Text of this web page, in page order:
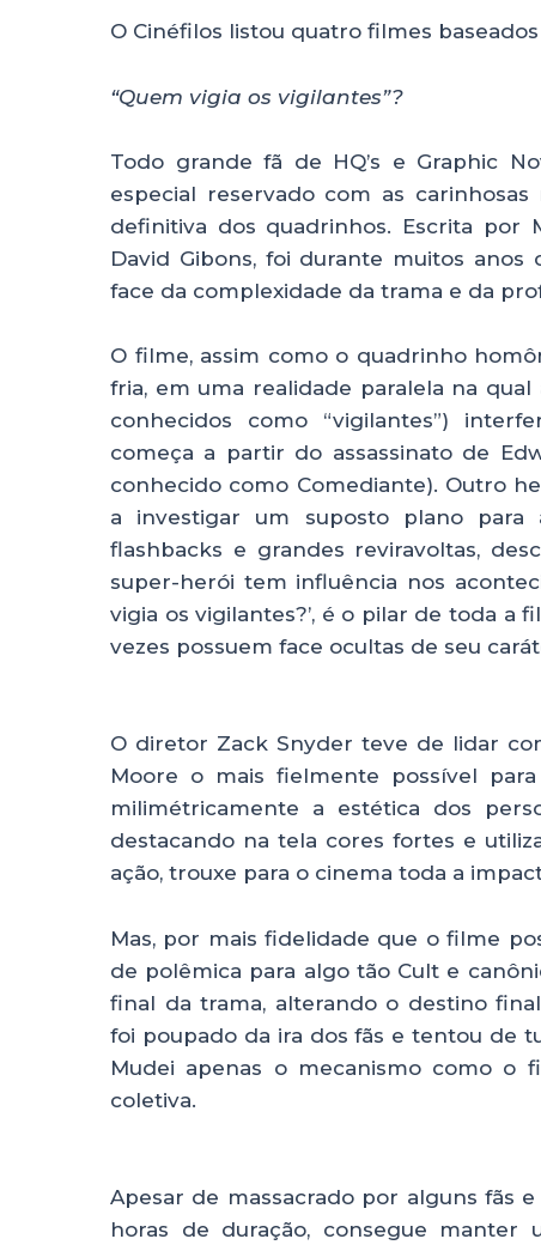
O Cinéfilos listou quatro filmes
“Quem vigia os vigilantes”?
Todo grande fã de HQ’s e Graphic
especial reservado com as
definitiva dos quadrinhos. Escrita por
David Gibons, foi durante muitos anos
face da complexidade da trama e da
O filme, assim como o quadrinho
fria, em uma realidade paralela na
conhecidos como “vigilantes”)
começa a partir do assassinato de
conhecido como Comediante). Outro
a investigar um suposto plano para
flashbacks e grandes reviravoltas,
super-herói tem influência nos
vigia os vigilantes?’, é o pilar de toda a
vezes possuem face ocultas de seu
O diretor Zack Snyder teve de lidar
Moore o mais fielmente possível
milimétricamente a estética dos
destacando na tela cores fortes e
ação, trouxe para o cinema toda a
Mas, por mais fidelidade que o filme
de polêmica para algo tão Cult e
final da trama, alterando o destino
foi poupado da ira dos fãs e tentou de
Mudei apenas o mecanismo como o
coletiva.
Apesar de massacrado por alguns fãs
horas de duração, consegue